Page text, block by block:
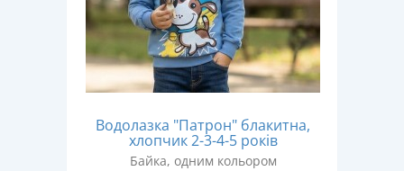
Водолазка "Патрон" блакитна,
хлопчик 2-3-4-5 років
Байка, одним кольором